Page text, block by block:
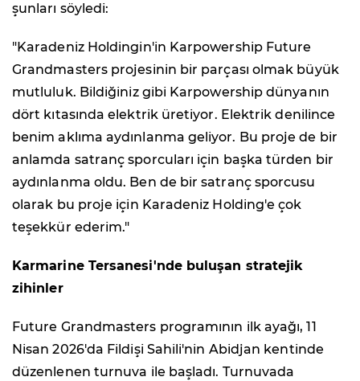
şunları söyledi:
"Karadeniz Holdingin'in Karpowership Future
Grandmasters projesinin bir parçası olmak büyük
mutluluk. Bildiğiniz gibi Karpowership dünyanın
dört kıtasında elektrik üretiyor. Elektrik denilince
benim aklıma aydınlanma geliyor. Bu proje de bir
anlamda satranç sporcuları için başka türden bir
aydınlanma oldu. Ben de bir satranç sporcusu
olarak bu proje için Karadeniz Holding'e çok
teşekkür ederim."
Karmarine Tersanesi'nde buluşan stratejik
zihinler
Future Grandmasters programının ilk ayağı, 11
Nisan 2026'da Fildişi Sahili'nin Abidjan kentinde
düzenlenen turnuva ile başladı. Turnuvada